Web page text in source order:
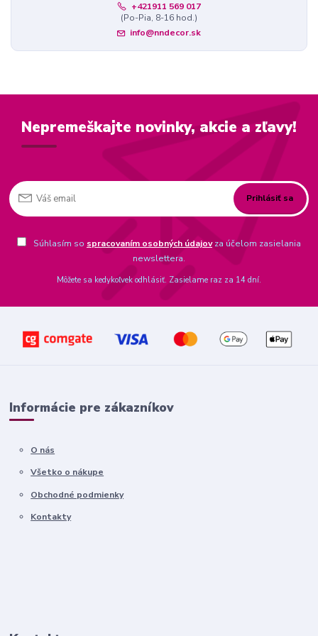
+421911 569 017
(Po-Pia, 8-16 hod.)
info@nndecor.sk
Nepremeškajte novinky, akcie a zľavy!
Prihlásiť sa
Súhlasím so spracovaním osobných údajovza účelom zasielania
newslettera.
Môžete sa kedykoľvek odhlásiť. Zasielame raz za 14 dní.
Informácie pre zákazníkov
O nás
Všetko o nákupe
Obchodné podmienky
Kontakty